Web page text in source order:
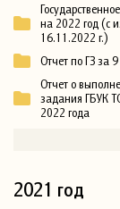
на 2022 год (с
16.11.2022 г.)
Отчет по ГЗ за
Отчет о
задания ГБУК
2022 года
2021 год